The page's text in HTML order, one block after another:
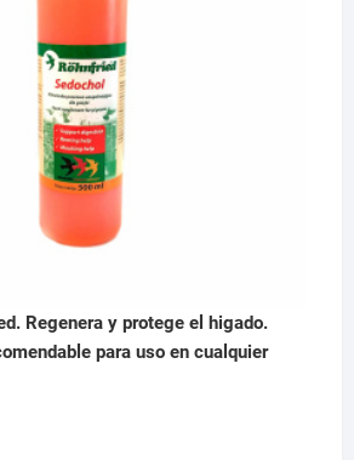
Regenera y protege el higado.
para uso en cualquier